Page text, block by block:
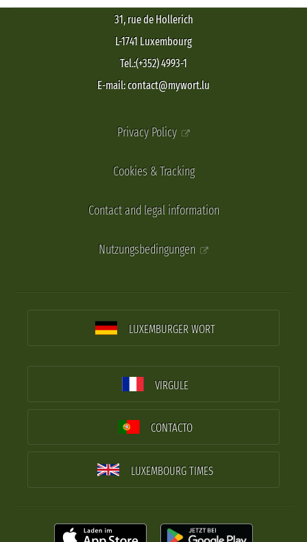
31, rue de Hollerich
L-1741 Luxembourg
Tel.:(+352) 4993-1
E-mail: contact@mywort.lu
Privacy Policy
Cookies & Tracking
Contact and legal information
Nutzungsbedingungen
LUXEMBURGER WORT
VIRGULE
CONTACTO
LUXEMBOURG TIMES